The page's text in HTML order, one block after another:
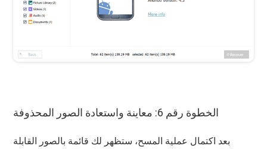
الخطوة رقم 6: معاينة واستعادة الصور المحذوفة
بعد اكتمال عملية المسح، ستظهر لك قائمة بالصور القابلة